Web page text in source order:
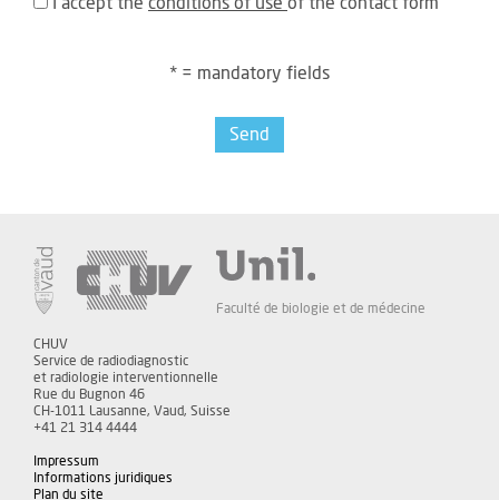
* = mandatory fields
Send
Faculté de biologie et de médecine
CHUV
Service de radiodiagnostic
et radiologie interventionnelle
Rue du Bugnon 46
CH-1011 Lausanne, Vaud, Suisse
+41 21 314 4444
Impressum
Informations juridiques
Plan du site